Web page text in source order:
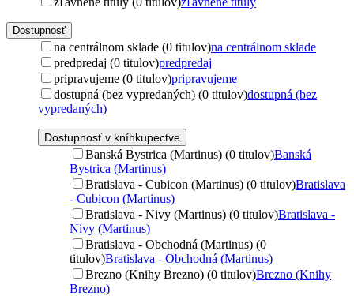
Dostupnosť
na centrálnom sklade (0 titulov)na centrálnom sklade
predpredaj (0 titulov)predpredaj
pripravujeme (0 titulov)pripravujeme
dostupná (bez vypredaných) (0 titulov)dostupná (bez
vypredaných)
Dostupnosť v kníhkupectve
Banská Bystrica (Martinus) (0 titulov)Banská
Bystrica (Martinus)
Bratislava - Cubicon (Martinus) (0 titulov)Bratislava
- Cubicon (Martinus)
Bratislava - Nivy (Martinus) (0 titulov)Bratislava -
Nivy (Martinus)
Bratislava - Obchodná (Martinus) (0
titulov)Bratislava - Obchodná (Martinus)
Brezno (Knihy Brezno) (0 titulov)Brezno (Knihy
Brezno)